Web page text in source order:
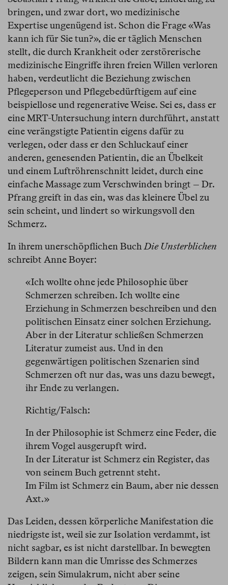
bringen, und zwar dort, wo medizinische
Expertise ungenügend ist. Schon die Frage «Was
kann ich für Sie tun?», die er täglich Menschen
stellt, die durch Krankheit oder zerstörerische
medizinische Eingriffe ihren freien Willen verloren
haben, verdeutlicht die Beziehung zwischen
Pflegeperson und Pflegebedürftigem auf eine
beispiellose und regenerative Weise. Sei es, dass er
eine MRT-Untersuchung intern durchführt, anstatt
eine verängstigte Patientin eigens dafür zu
verlegen, oder dass er den Schluckauf einer
anderen, genesenden Patientin, die an Übelkeit
und einem Luftröhrenschnitt leidet, durch eine
einfache Massage zum Verschwinden bringt – Dr.
Pfrang greift in das ein, was das kleinere Übel zu
sein scheint, und lindert so wirkungsvoll den
Schmerz.
In ihrem unerschöpflichen BuchDie Unsterblichen
schreibt Anne Boyer:
«Ich wollte ohne jede Philosophie über
Schmerzen schreiben. Ich wollte eine
Erziehung in Schmerzen beschreiben und den
politischen Einsatz einer solchen Erziehung.
Aber in der Literatur schließen Schmerzen
Literatur zumeist aus. Und in den
gegenwärtigen politischen Szenarien sind
Schmerzen oft nur das, was uns dazu bewegt,
ihr Ende zu verlangen.
Richtig/Falsch:
In der Philosophie ist Schmerz eine Feder, die
ihrem Vogel ausgerupft wird.
In der Literatur ist Schmerz ein Register, das
von seinem Buch getrennt steht.
Im Film ist Schmerz ein Baum, aber nie dessen
Axt.»
Das Leiden, dessen körperliche Manifestation die
niedrigste ist, weil sie zur Isolation verdammt, ist
nicht sagbar, es ist nicht darstellbar. In bewegten
Bildern kann man die Umrisse des Schmerzes
zeigen, sein Simulakrum, nicht aber seine